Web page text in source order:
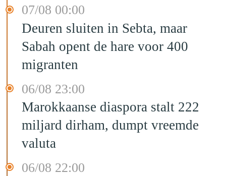
07/08 00:00
Deuren sluiten in Sebta, maar
Sabah opent de hare voor 400
migranten
06/08 23:00
Marokkaanse diaspora stalt 222
miljard dirham, dumpt vreemde
valuta
06/08 22:00